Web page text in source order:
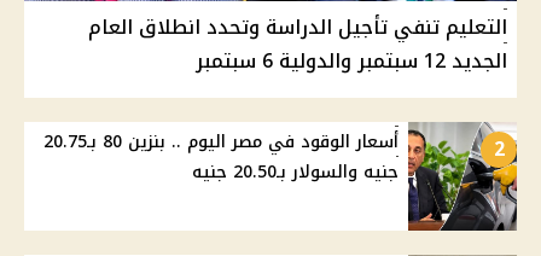
التعليم تنفي تأجيل الدراسة وتحدد انطلاق العام
الجديد 12 سبتمبر والدولية 6 سبتمبر
2
أسعار الوقود في مصر اليوم .. بنزين 80 بـ20.75
جنيه والسولار بـ20.50 جنيه